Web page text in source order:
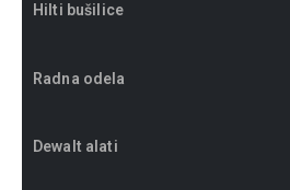
Hilti bušilice
Radna odela
Dewalt alati